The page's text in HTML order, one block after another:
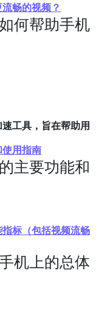
畅的视频？
何帮助手机
工具，旨在帮助用
用指南
主要功能和
标（包括视频流畅
机上的总体